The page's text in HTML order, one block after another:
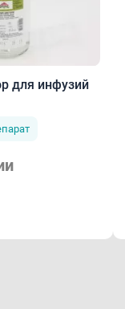
для инфузий